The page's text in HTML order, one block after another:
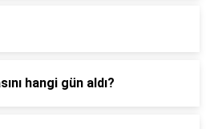
hangi gün aldı?